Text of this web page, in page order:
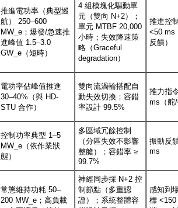
推進電功率（典型巡
航） 250–600
MW_e；爆發/急速推
進峰值 1.5–3.0
GW_e（短時）
4 組模塊化驅動單
元（雙向 N+2）；
單元 MTBF 20,000
小時；失效降速策
略（Graceful
degradation）
推進控
<50 ms
反饋）
電功率佔峰值推進
30–40%（與 HD-
STU 合作）
雙向流渦輪搭配自
動失效切換；容錯
率設計 99.5%
推力指
ms（舵
控制功率典型 1–5
MW_e（依作業狀
態）
多區域冗餘控制
（分區失效不影響
整艙）；容錯率 ≥
99.7%
振動反
ms
常態維持功耗 50–
200 MW_e；高負載
神經同步採 N+2 控
制節點（多重認
證）；系統整體容
感知到
標